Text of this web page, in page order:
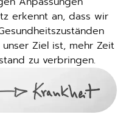
erkennt an, dass wir
Ziel ist, mehr Zeit
zu verbringen.